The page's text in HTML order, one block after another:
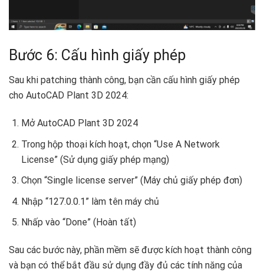
Bước 6: Cấu hình giấy phép
Sau khi patching thành công, bạn cần cấu hình giấy phép
cho AutoCAD Plant 3D 2024:
Mở AutoCAD Plant 3D 2024
Trong hộp thoại kích hoạt, chọn “Use A Network
License” (Sử dụng giấy phép mạng)
Chọn “Single license server” (Máy chủ giấy phép đơn)
Nhập “127.0.0.1” làm tên máy chủ
Nhấp vào “Done” (Hoàn tất)
Sau các bước này, phần mềm sẽ được kích hoạt thành công
và bạn có thể bắt đầu sử dụng đầy đủ các tính năng của